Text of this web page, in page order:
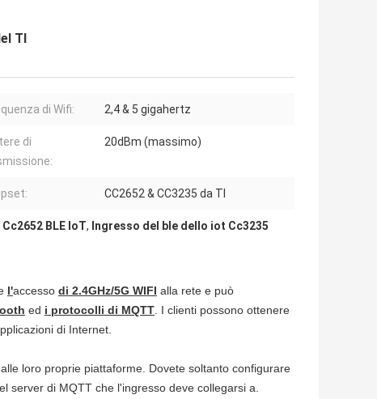
TI
di Wifi: 2,4 & 5 gigahertz
di
20dBm (massimo)
CC2652 & CC3235 da TI
BLE IoT, Ingresso del ble dello iot Cc3235
l'accesso di 2.4GHz/5G WIFI alla rete e può
ed i protocolli di MQTT. I clienti possono ottenere
di Internet.
loro proprie piattaforme. Dovete soltanto configurare
server di MQTT che l'ingresso deve collegarsi a.